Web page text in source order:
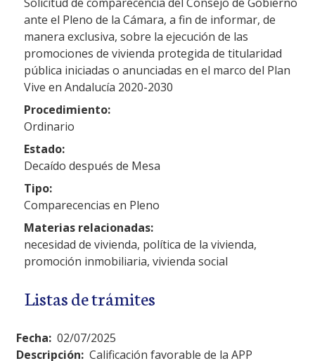
ante el Pleno de la Cámara, a fin de informar, de
manera exclusiva, sobre la ejecución de las
promociones de vivienda protegida de titularidad
pública iniciadas o anunciadas en el marco del Plan
Vive en Andalucía 2020-2030
Procedimiento:
Ordinario
Estado:
Decaído después de Mesa
Tipo:
Comparecencias en Pleno
Materias relacionadas:
necesidad de vivienda, política de la vivienda,
promoción inmobiliaria, vivienda social
Listas de trámites
Fecha: 02/07/2025
Descripción: Calificación favorable de la APP